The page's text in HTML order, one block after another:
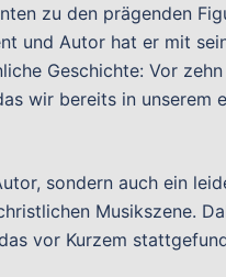
zu den prägenden
und Autor hat er mit
Geschichte: Vor
wir bereits in unserem
sondern auch ein
Musikszene.
vor Kurzem